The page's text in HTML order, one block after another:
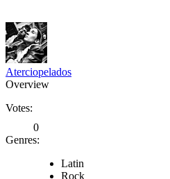
Aterciopelados
Overview
Votes:
0
Genres:
Latin
Rock